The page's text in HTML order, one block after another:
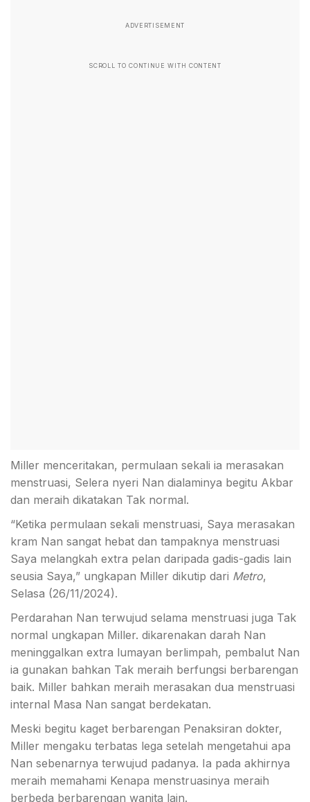
ADVERTISEMENT
SCROLL TO CONTINUE WITH CONTENT
Miller menceritakan, permulaan sekali ia merasakan
menstruasi, Selera nyeri Nan dialaminya begitu Akbar
dan meraih dikatakan Tak normal.
“Ketika permulaan sekali menstruasi, Saya merasakan
kram Nan sangat hebat dan tampaknya menstruasi
Saya melangkah extra pelan daripada gadis-gadis lain
seusia Saya,” ungkapan Miller dikutip dari Metro,
Selasa (26/11/2024).
Perdarahan Nan terwujud selama menstruasi juga Tak
normal ungkapan Miller. dikarenakan darah Nan
meninggalkan extra lumayan berlimpah, pembalut Nan
ia gunakan bahkan Tak meraih berfungsi berbarengan
baik. Miller bahkan meraih merasakan dua menstruasi
internal Masa Nan sangat berdekatan.
Meski begitu kaget berbarengan Penaksiran dokter,
Miller mengaku terbatas lega setelah mengetahui apa
Nan sebenarnya terwujud padanya. Ia pada akhirnya
meraih memahami Kenapa menstruasinya meraih
berbeda berbarengan wanita lain.